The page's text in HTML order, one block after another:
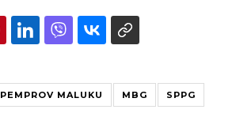
PEMPROV MALUKU MBG SPPG